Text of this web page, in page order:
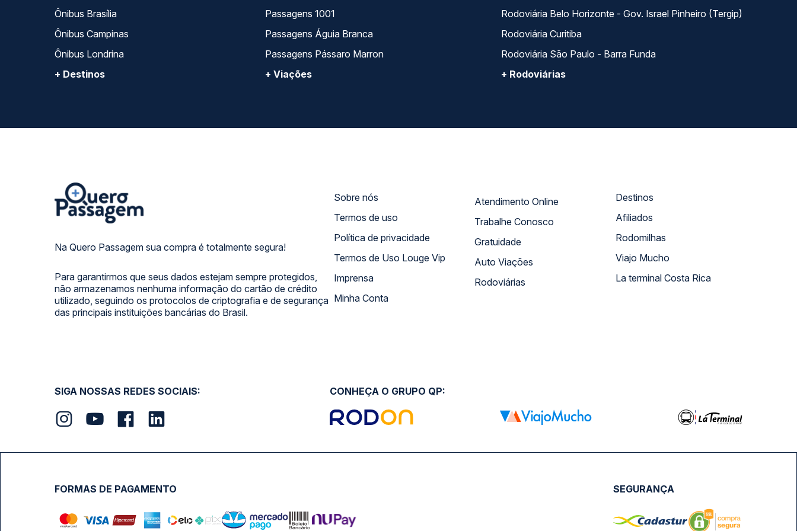
Ônibus Brasília
Ônibus Campinas
Ônibus Londrina
+ Destinos
Passagens 1001
Passagens Águia Branca
Passagens Pássaro Marron
+ Viações
Rodoviária Belo Horizonte - Gov. Israel Pinheiro (Tergip)
Rodoviária Curitiba
Rodoviária São Paulo - Barra Funda
+ Rodoviárias
Na Quero Passagem sua compra é totalmente segura!
Para garantirmos que seus dados estejam sempre protegidos,
não armazenamos nenhuma informação do cartão de crédito
utilizado, seguindo os protocolos de criptografia e de segurança
das principais instituições bancárias do Brasil.
Sobre nós
Termos de uso
Política de privacidade
Termos de Uso Louge Vip
Imprensa
Minha Conta
Atendimento Online
Trabalhe Conosco
Gratuidade
Auto Viações
Rodoviárias
Destinos
Afiliados
Rodomilhas
Viajo Mucho
La terminal Costa Rica
SIGA NOSSAS REDES SOCIAIS: CONHEÇA O GRUPO QP:
FORMAS DE PAGAMENTO SEGURANÇA